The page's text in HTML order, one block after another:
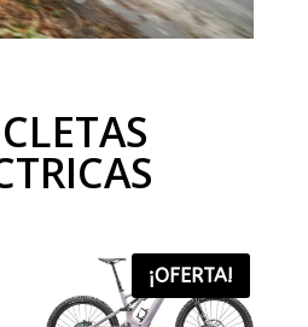
¡OFERTA!